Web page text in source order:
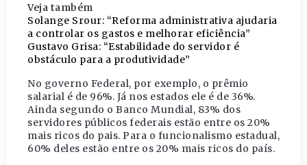
Veja também
Solange Srour: “Reforma administrativa ajudaria
a controlar os gastos e melhorar eficiência”
Gustavo Grisa: “Estabilidade do servidor é
obstáculo para a produtividade”
No governo Federal, por exemplo, o prêmio
salarial é de 96%. Já nos estados ele é de 36%.
Ainda segundo o Banco Mundial, 83% dos
servidores públicos federais estão entre os 20%
mais ricos do pais. Para o funcionalismo estadual,
60% deles estão entre os 20% mais ricos do país.